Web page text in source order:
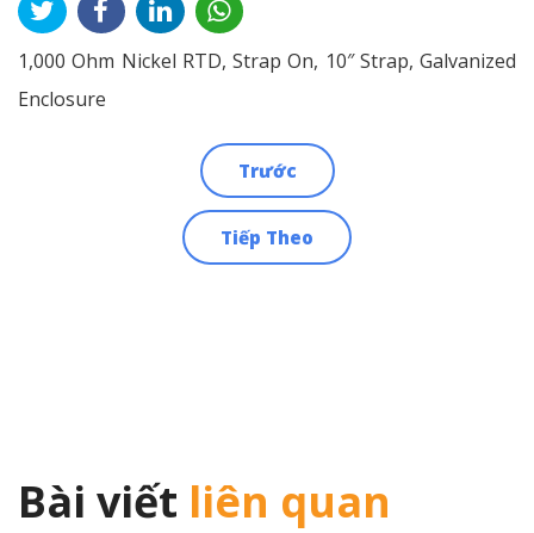
1,000 Ohm Nickel RTD, Strap On, 10″ Strap, Galvanized
Enclosure
Trước
Tiếp Theo
Bài viết liên quan